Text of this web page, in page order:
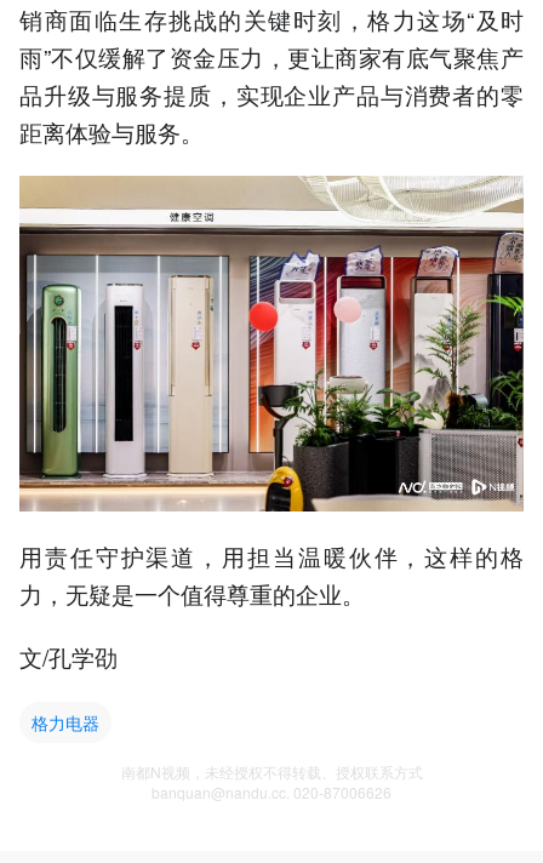
销商面临生存挑战的关键时刻，格力这场“及时
雨”不仅缓解了资金压力，更让商家有底气聚焦产
品升级与服务提质，实现企业产品与消费者的零
距离体验与服务。
用责任守护渠道，用担当温暖伙伴，这样的格
力，无疑是一个值得尊重的企业。
文/孔学劭
格力电器
南都N视频，未经授权不得转载、授权联系方式
banquan@nandu.cc. 020-87006626